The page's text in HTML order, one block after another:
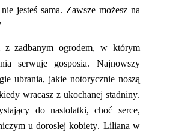
jesteś sama. Zawsze możesz na
z zadbanym ogrodem, w którym
serwuje gosposia. Najnowszy
ubrania, jakie notorycznie noszą
wracasz z ukochanej stadniny.
do nastolatki, choć serce,
u dorosłej kobiety. Liliana w